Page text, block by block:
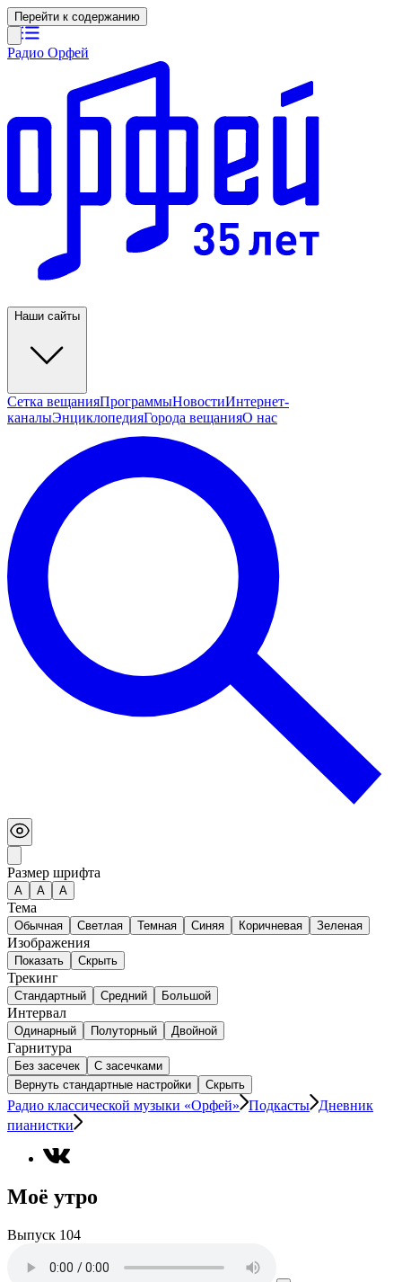
Перейти к содержанию
Радио Орфей
Наши сайты
Сетка вещанияПрограммыНовостиИнтернет-
каналыЭнциклопедияГорода вещанияО нас
Размер шрифта
А A A
Тема
Обычная Светлая Темная Синяя Коричневая Зеленая
Изображения
Показать Скрыть
Трекинг
Стандартный Средний Большой
Интервал
Одинарный Полуторный Двойной
Гарнитура
Без засечек
С засечками
Вернуть стандартные настройки
Скрыть
Радио классической музыки «Орфей» Подкасты
Дневник
пианистки
Моё утро
Выпуск 104